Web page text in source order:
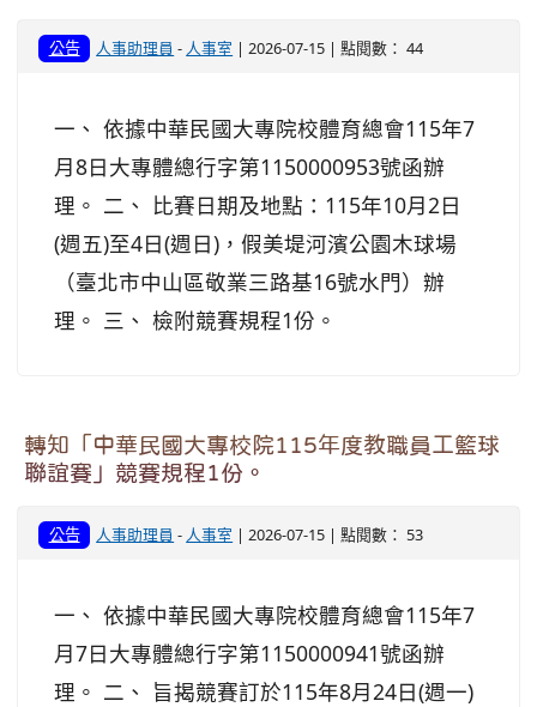
公告 人事助理員 - 人事室 | 2026-07-15 | 點閱數： 44
一、 依據中華民國大專院校體育總會115年7
月8日大專體總行字第1150000953號函辦
理。 二、 比賽日期及地點：115年10月2日
(週五)至4日(週日)，假美堤河濱公園木球場
（臺北市中山區敬業三路基16號水門）辦
理。 三、 檢附競賽規程1份。
轉知「中華民國大專校院115年度教職員工籃球
聯誼賽」競賽規程1份。
公告 人事助理員 - 人事室 | 2026-07-15 | 點閱數： 53
一、 依據中華民國大專院校體育總會115年7
月7日大專體總行字第1150000941號函辦
理。 二、 旨揭競賽訂於115年8月24日(週一)